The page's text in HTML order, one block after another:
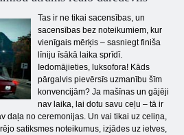
Tas ir ne tikai sacensības, un
sacensības bez noteikumiem, kur
vienīgais mērķis – sasniegt finiša
līniju īsākā laika sprīdī.
Iedomājieties, luksofora! Kāds
pārgalvis pievērsīs uzmanību šīm
konvencijām? Ja mašīnas un gājēji
nav laika, lai dotu savu ceļu – tā ir
daļa no ceremonijas. Un vai tikai uz celiņa,
satiksmes noteikumus, izjādes uz ietves,